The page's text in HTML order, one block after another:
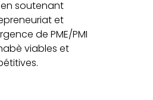
soutenant
et
de PME/PMI
viables et